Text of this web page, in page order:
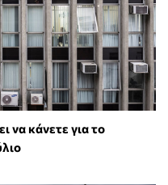
να κάνετε για το